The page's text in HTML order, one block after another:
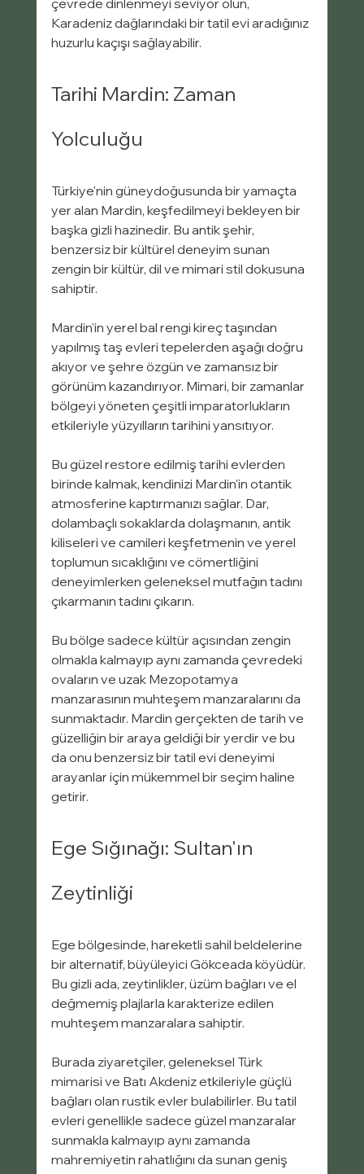
çevrede dinlenmeyi seviyor olun,
Karadeniz dağlarındaki bir tatil evi aradığınız
huzurlu kaçışı sağlayabilir.
Tarihi Mardin: Zaman
Yolculuğu
Türkiye'nin güneydoğusunda bir yamaçta
yer alan Mardin, keşfedilmeyi bekleyen bir
başka gizli hazinedir. Bu antik şehir,
benzersiz bir kültürel deneyim sunan
zengin bir kültür, dil ve mimari stil dokusuna
sahiptir.
Mardin'in yerel bal rengi kireç taşından
yapılmış taş evleri tepelerden aşağı doğru
akıyor ve şehre özgün ve zamansız bir
görünüm kazandırıyor. Mimari, bir zamanlar
bölgeyi yöneten çeşitli imparatorlukların
etkileriyle yüzyılların tarihini yansıtıyor.
Bu güzel restore edilmiş tarihi evlerden
birinde kalmak, kendinizi Mardin'in otantik
atmosferine kaptırmanızı sağlar. Dar,
dolambaçlı sokaklarda dolaşmanın, antik
kiliseleri ve camileri keşfetmenin ve yerel
toplumun sıcaklığını ve cömertliğini
deneyimlerken geleneksel mutfağın tadını
çıkarmanın tadını çıkarın.
Bu bölge sadece kültür açısından zengin
olmakla kalmayıp aynı zamanda çevredeki
ovaların ve uzak Mezopotamya
manzarasının muhteşem manzaralarını da
sunmaktadır. Mardin gerçekten de tarih ve
güzelliğin bir araya geldiği bir yerdir ve bu
da onu benzersiz bir tatil evi deneyimi
arayanlar için mükemmel bir seçim haline
getirir.
Ege Sığınağı: Sultan'ın
Zeytinliği
Ege bölgesinde, hareketli sahil beldelerine
bir alternatif, büyüleyici Gökceada köyüdür.
Bu gizli ada, zeytinlikler, üzüm bağları ve el
değmemiş plajlarla karakterize edilen
muhteşem manzaralara sahiptir.
Burada ziyaretçiler, geleneksel Türk
mimarisi ve Batı Akdeniz etkileriyle güçlü
bağları olan rustik evler bulabilirler. Bu tatil
evleri genellikle sadece güzel manzaralar
sunmakla kalmayıp aynı zamanda
mahremiyetin rahatlığını da sunan geniş